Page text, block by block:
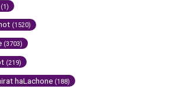
(1)
(1520)
(3703)
(219)
haLachone (188)